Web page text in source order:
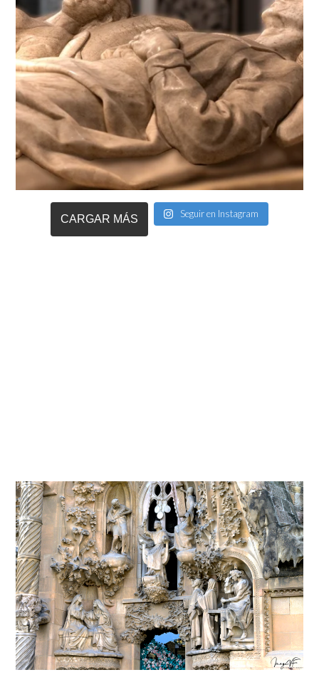
CARGAR MÁS Seguir en Instagram